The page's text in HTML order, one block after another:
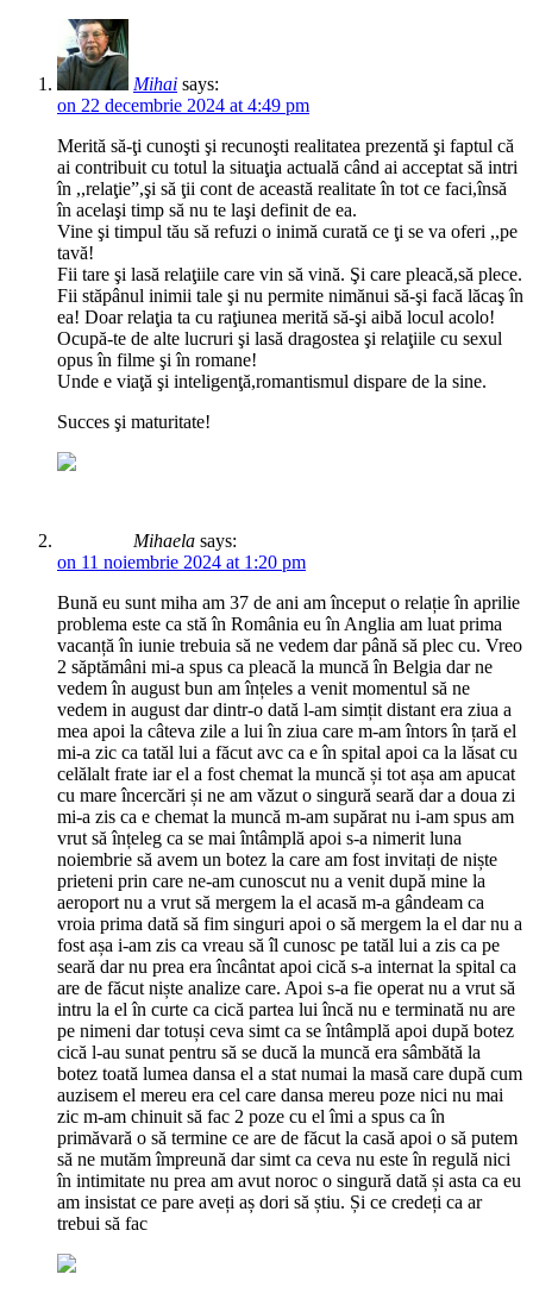
Mihai says:
on 22 decembrie 2024 at 4:49 pm
Merită să-ţi cunoşti şi recunoşti realitatea prezentă şi faptul că
ai contribuit cu totul la situaţia actuală când ai acceptat să intri
în ,,relaţie”,şi să ţii cont de această realitate în tot ce faci,însă
în acelaşi timp să nu te laşi definit de ea.
Vine şi timpul tău să refuzi o inimă curată ce ţi se va oferi ,,pe
tavă!
Fii tare şi lasă relaţiile care vin să vină. Şi care pleacă,să plece.
Fii stăpânul inimii tale şi nu permite nimănui să-şi facă lăcaş în
ea! Doar relaţia ta cu raţiunea merită să-şi aibă locul acolo!
Ocupă-te de alte lucruri şi lasă dragostea şi relaţiile cu sexul
opus în filme şi în romane!
Unde e viaţă şi inteligenţă,romantismul dispare de la sine.
Succes şi maturitate!
Mihaela says:
on 11 noiembrie 2024 at 1:20 pm
Bună eu sunt miha am 37 de ani am început o relație în aprilie
problema este ca stă în România eu în Anglia am luat prima
vacanță în iunie trebuia să ne vedem dar până să plec cu. Vreo
2 săptămâni mi-a spus ca pleacă la muncă în Belgia dar ne
vedem în august bun am înțeles a venit momentul să ne
vedem in august dar dintr-o dată l-am simțit distant era ziua a
mea apoi la câteva zile a lui în ziua care m-am întors în țară el
mi-a zic ca tatăl lui a făcut avc ca e în spital apoi ca la lăsat cu
celălalt frate iar el a fost chemat la muncă și tot așa am apucat
cu mare încercări și ne am văzut o singură seară dar a doua zi
mi-a zis ca e chemat la muncă m-am supărat nu i-am spus am
vrut să înțeleg ca se mai întâmplă apoi s-a nimerit luna
noiembrie să avem un botez la care am fost invitați de niște
prieteni prin care ne-am cunoscut nu a venit după mine la
aeroport nu a vrut să mergem la el acasă m-a gândeam ca
vroia prima dată să fim singuri apoi o să mergem la el dar nu a
fost așa i-am zis ca vreau să îl cunosc pe tatăl lui a zis ca pe
seară dar nu prea era încântat apoi cică s-a internat la spital ca
are de făcut niște analize care. Apoi s-a fie operat nu a vrut să
intru la el în curte ca cică partea lui încă nu e terminată nu are
pe nimeni dar totuși ceva simt ca se întâmplă apoi după botez
cică l-au sunat pentru să se ducă la muncă era sâmbătă la
botez toată lumea dansa el a stat numai la masă care după cum
auzisem el mereu era cel care dansa mereu poze nici nu mai
zic m-am chinuit să fac 2 poze cu el îmi a spus ca în
primăvară o să termine ce are de făcut la casă apoi o să putem
să ne mutăm împreună dar simt ca ceva nu este în regulă nici
în intimitate nu prea am avut noroc o singură dată și asta ca eu
am insistat ce pare aveți aș dori să știu. Și ce credeți ca ar
trebui să fac